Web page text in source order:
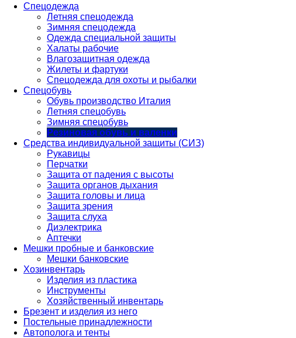
Спецодежда
Летняя спецодежда
Зимняя спецодежда
Одежда специальной защиты
Халаты рабочие
Влагозащитная одежда
Жилеты и фартуки
Спецодежда для охоты и рыбалки
Спецобувь
Обувь производство Италия
Летняя спецобувь
Зимняя спецобувь
Резиновая обувь и валенки
Средства индивидуальной защиты (СИЗ)
Рукавицы
Перчатки
Защита от падения с высоты
Защита органов дыхания
Защита головы и лица
Защита зрения
Защита слуха
Диэлектрика
Аптечки
Мешки пробные и банковские
Мешки банковские
Хозинвентарь
Изделия из пластика
Инструменты
Хозяйственный инвентарь
Брезент и изделия из него
Постельные принадлежности
Автополога и тенты